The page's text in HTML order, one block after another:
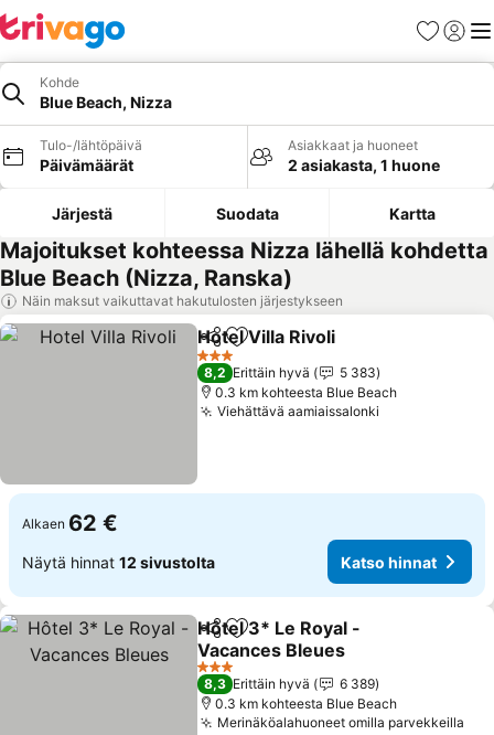
Suosikit
Kohde
Blue Beach, Nizza
Tulo-/lähtöpäivä
Päivämäärät
Asiakkaat ja huoneet
2 asiakasta, 1 huone
Järjestä Suodata Kartta
Majoitukset kohteessa Nizza lähellä kohdetta
Blue Beach (Nizza, Ranska)
Näin maksut vaikuttavat hakutulosten järjestykseen
Jaa Lisää suosikkeihin
Hotel Villa Rivoli
3 Tähtiluokitus
8,2 Erittäin hyvä
5 383
0.3 km kohteesta Blue Beach
Viehättävä aamiaissalonki
Alkaen 62 €
Näytä hinnat 12 sivustolta Katso hinnat
Jaa Lisää suosikkeihin
Hôtel 3* Le Royal -
Vacances Bleues
Katso hinnat
3 Tähtiluokitus
8,3 Erittäin hyvä
6 389
0.3 km kohteesta Blue Beach
Merinäköalahuoneet omilla parvekkeilla